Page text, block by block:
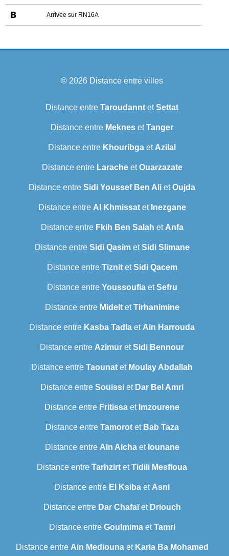
Arrivée sur RN16A
© 2026 Distance entre villes
Distance entre Taroudannt etSettat
Distance entre Meknes etTanger
Distance entre Khouribga et Azilal
Distance entre LaracheetOuarzazate
Distance entre Sidi Youssef Ben Ali etOujda
Distance entre Al Khmissatet Inezgane
Distance entre Fkih Ben Salah et Anfa
Distance entre Sidi QasimetSidi Slimane
Distance entre TiznitetSidi Qacem
Distance entre YoussoufiaetSefru
Distance entre MideltetTirhanimine
Distance entre Kasba Tadla et Ain Harrouda
Distance entre Azimur etSidi Bennour
Distance entre Taounat et Moulay Abdallah
Distance entre Souissi et Dar Bel Amri
Distance entre Fritissa et Imzourene
Distance entre Tamorotet Bab Taza
Distance entre Ain Aichaet Iounane
Distance entre Tarhzirt etTidili Mesfioua
Distance entre El Ksiba et Asni
Distance entre Dar Chafaïet Driouch
Distance entre GoulmimaetTamri
Distance entre Ain Mediounaet Karia Ba Mohamed